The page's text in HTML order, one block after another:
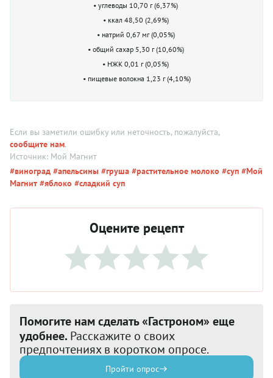
• углеводы 10,70 г (6,37%)
• ккал 48,50 (2,69%)
• натрий 0,67 мг (0,05%)
• общий сахар 5,30 г (10,60%)
• НЖК 0,01 г (0,05%)
• пищевые волокна 1,23 г (4,10%)
Если вы заметили ошибку или неточность, пожалуйста,
сообщите нам.
Источник: Мой Магнит
#виноград #апельсины #груша #растительное молоко #суп #Мой
Магнит #яблоко #сладкий суп
Оцените рецепт
Помогите нам сделать «Гастроном» еще
удобнее. Расскажите о своих
предпочтениях в коротком опросе.
Пройти опрос